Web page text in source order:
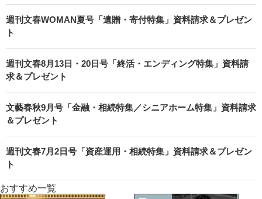
週刊文春WOMAN夏号「遺贈・寄付特集」資料請求＆プレゼン
ト
週刊文春8月13日・20日号「終活・エンディング特集」資料請
求＆プレゼント
文藝春秋9月号「金融・相続特集／シニアホーム特集」資料請求
＆プレゼント
週刊文春7月2日号「資産運用・相続特集」資料請求＆プレゼン
ト
おすすめ一覧